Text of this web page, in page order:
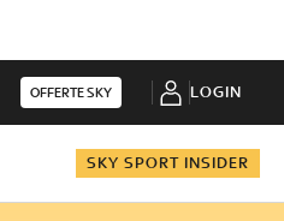
OFFERTE SKY LOGIN
SKY SPORT INSIDER